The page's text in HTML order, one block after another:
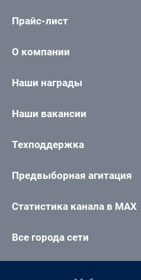
Прайс-лист
О компании
Наши награды
Наши вакансии
Техподдержка
Предвыборная агитация
Статистика канала в MAX
Все города сети